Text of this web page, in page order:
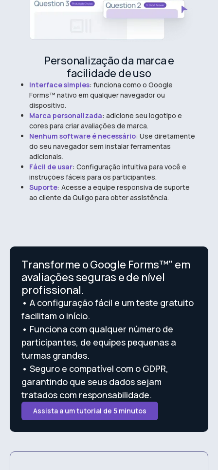
Personalização da marca e
facilidade de uso
Interface simples: funciona como o Google
Forms™ nativo em qualquer navegador ou
dispositivo.
Marca personalizada: adicione seu logotipo e
cores para criar avaliações de marca.
Nenhum software é necessário: Use diretamente
do seu navegador sem instalar ferramentas
adicionais.
Fácil de usar: Configuração intuitiva para você e
instruções fáceis para os participantes.
Suporte: Acesse a equipe responsiva de suporte
ao cliente da Quilgo para obter assistência.
Transforme o Google Forms™" em
avaliações seguras e de nível
profissional.
• A configuração fácil e um teste gratuito
facilitam o início.
• Funciona com qualquer número de
participantes, de equipes pequenas a
turmas grandes.
• Seguro e compatível com o GDPR,
garantindo que seus dados sejam
tratados com responsabilidade.
Assista a um tutorial de 5 minutos